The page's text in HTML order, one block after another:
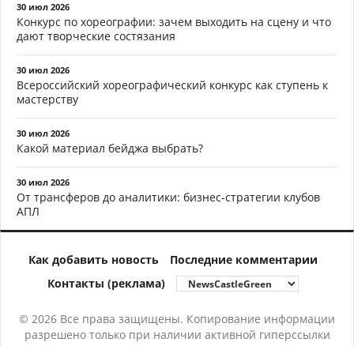
30 июл 2026
Конкурс по хореографии: зачем выходить на сцену и что
дают творческие состязания
30 июл 2026
Всероссийский хореографический конкурс как ступень к
мастерству
30 июл 2026
Какой материал бейджа выбрать?
30 июл 2026
От трансферов до аналитики: бизнес-стратегии клубов
АПЛ
Как добавить новость
Последние комментарии
Контакты (реклама)
© 2026 Все права защищены. Копирование информации
разрешено только при наличии активной гиперссылки